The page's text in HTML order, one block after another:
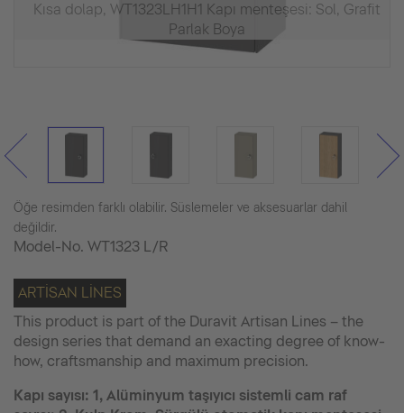
Kısa dolap, WT1323LH1H1 Kapı menteşesi: Sol, Grafit
Parlak Boya
Öğe resimden farklı olabilir. Süslemeler ve aksesuarlar dahil
değildir.
Model-No. WT1323 L/R
ARTISAN LINES
This product is part of the Duravit Artisan Lines – the
design series that demand an exacting degree of know-
how, craftsmanship and maximum precision.
Kapı sayısı: 1, Alüminyum taşıyıcı sistemli cam raf